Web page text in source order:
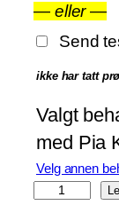
— eller—
Send
ikke har tatt
Valgt
med Pia
Velg annen